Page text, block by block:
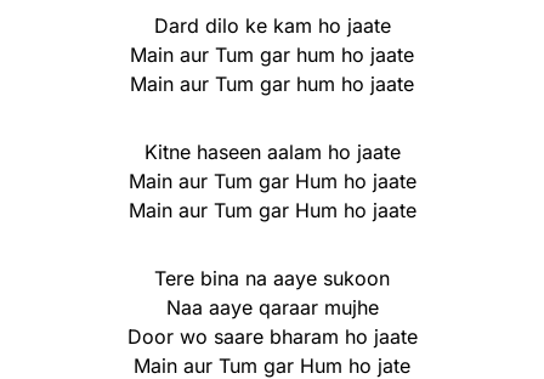
Dard dilo ke kam ho jaate
Main aur Tum gar hum ho jaate
Main aur Tum gar hum ho jaate
Kitne haseen aalam ho jaate
Main aur Tum gar Hum ho jaate
Main aur Tum gar Hum ho jaate
Tere bina na aaye sukoon
Naa aaye qaraar mujhe
Door wo saare bharam ho jaate
Main aur Tum gar Hum ho jate